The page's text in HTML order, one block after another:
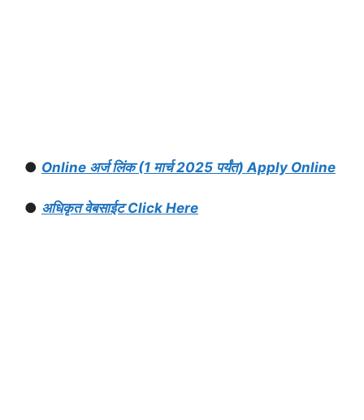
● Online अर्ज लिंक (1 मार्च 2025 पर्यंत) Apply Online
● अधिकृत वेबसाईट Click Here